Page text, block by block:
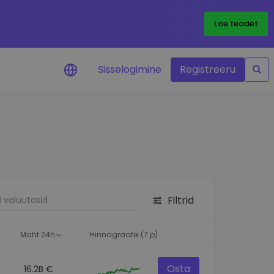
Loe teadet
Sisselogimine Registreeru
Filtrid
Maht 24h Hinnagraafik (7 p)
16.2B € Osta